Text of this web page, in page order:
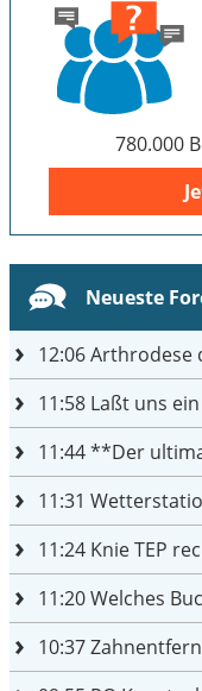
780.000
Neueste
12:06Arthrodese
11:58 Laßt uns ein
11:44**Der
11:31
11:24 Knie TEP
11:20Welches
10:37